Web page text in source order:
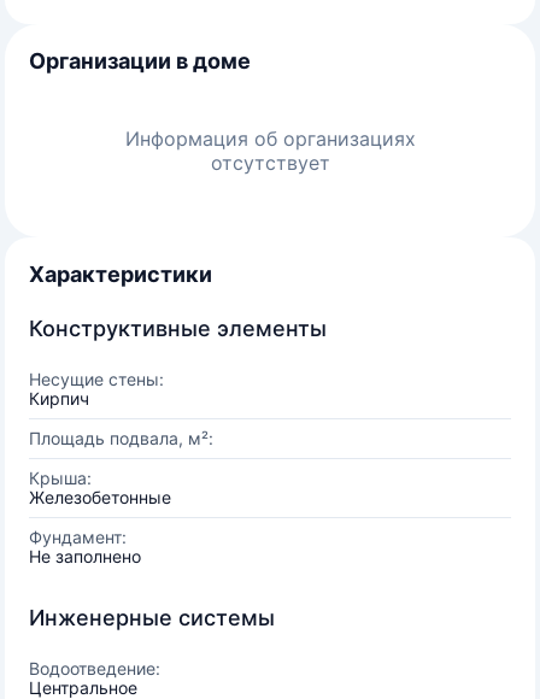
Организации в доме
Информация об организациях
отсутствует
Характеристики
Конструктивные элементы
Несущие стены:
Кирпич
Площадь подвала, м²:
Крыша:
Железобетонные
Фундамент:
Не заполнено
Инженерные системы
Водоотведение:
Центральное